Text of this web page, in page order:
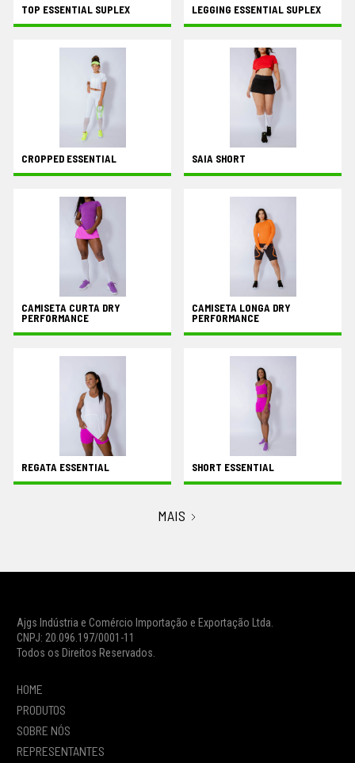
TOP ESSENTIAL SUPLEX LEGGING ESSENTIAL SUPLEX
CROPPED ESSENTIAL SAIA SHORT
CAMISETA CURTA DRY
PERFORMANCE
CAMISETA LONGA DRY
PERFORMANCE
REGATA ESSENTIAL SHORT ESSENTIAL
MAIS
HOME
PRODUTOS
SOBRE NÓS
REPRESENTANTES
Ajgs Indústria e Comércio Importação e Exportação Ltda.
CNPJ: 20.096.197/0001-11
Todos os Direitos Reservados.